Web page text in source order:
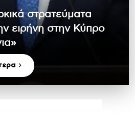
στρατεύματα
ειρήνη στην Κύπρο